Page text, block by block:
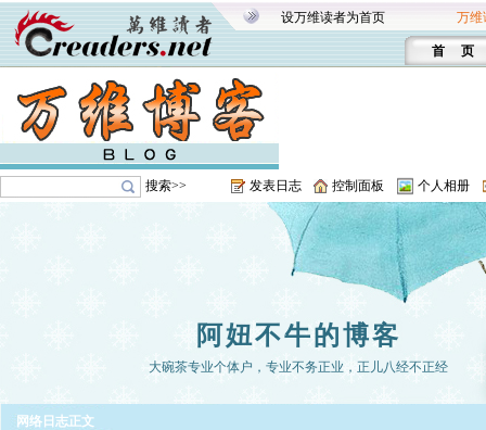
设万维读者为首页 万维
首 页
搜索>> 发表日志 控制面板 个人相册
阿妞不牛的博客
大碗茶专业个体户，专业不务正业，正儿八经不正经
网络日志正文